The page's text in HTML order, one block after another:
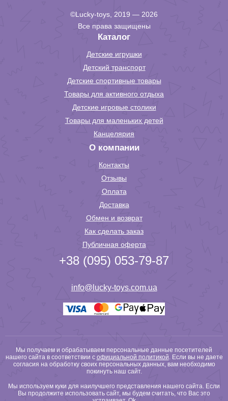
©Lucky-toys, 2019 — 2026
Все права защищены
Каталог
Детские игрушки
Детский транспорт
Детские спортивные товары
Товары для активного отдыха
Детские игровые столики
Товары для маленьких детей
Канцелярия
О компании
Контакты
Отзывы
Оплата
Доставка
Обмен и возврат
Как сделать заказ
Публичная оферта
+38 (095) 053-79-87
info@lucky-toys.com.ua
Мы получаем и обрабатываем персональные данные посетителей
нашего сайта в соответствии с официальной политикой. Если вы не даете
согласия на обработку своих персональных данных, вам необходимо
покинуть наш сайт.
Мы используем куки для наилучшего представления нашего сайта. Если
Вы продолжите использовать сайт, мы будем считать, что Вас это